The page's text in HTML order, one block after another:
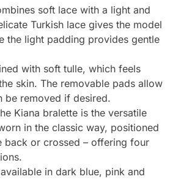
soft lace with a light and
Turkish lace gives the model
the light padding provides gentle
with soft tulle, which feels
skin. The removable pads allow
be removed if desired.
Kiana bralette is the versatile
in the classic way, positioned
back or crossed – offering four
in dark blue, pink and